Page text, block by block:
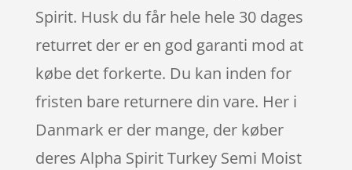
Spirit. Husk du får hele hele 30 dages
returret der er en god garanti mod at
købe det forkerte. Du kan inden for
fristen bare returnere din vare. Her i
Danmark er der mange, der køber
deres Alpha Spirit Turkey Semi Moist